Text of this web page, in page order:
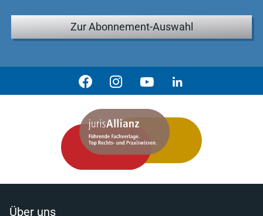
Zur Abonnement-Auswahl
Über uns